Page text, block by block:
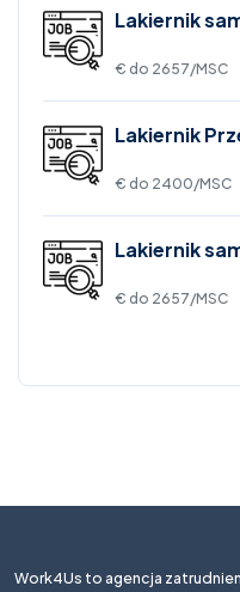
Lakiernik
€ do 2657/MSC
Lakiernik
€ do 2400/MSC
Lakiernik
€ do 2657/MSC
Work4Us to agencja